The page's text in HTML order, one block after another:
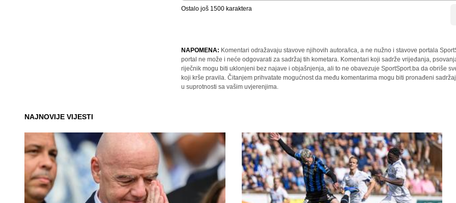
Ostalo još 1500 karaktera
NAPOMENA: Komentari odražavaju stavove njihovih autora/ica, a ne nužno i stavove portala
portal ne može i neće odgovarati za sadržaj tih kometara. Komentari koji sadrže vrijeđanja,
riječnik mogu biti uklonjeni bez najave i objašnjenja, ali to ne obavezuje SportSport.ba da obriše
koji krše pravila. Čitanjem prihvatate mogućnost da među komentarima mogu biti pronađeni
u suprotnosti sa vašim uvjerenjima.
NAJNOVIJE VIJESTI